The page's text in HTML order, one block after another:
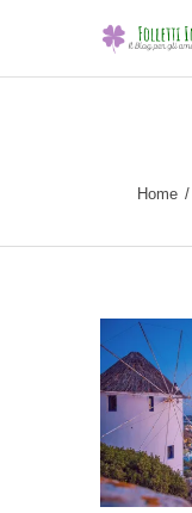
Home
HOME
SCEGLI
CHI